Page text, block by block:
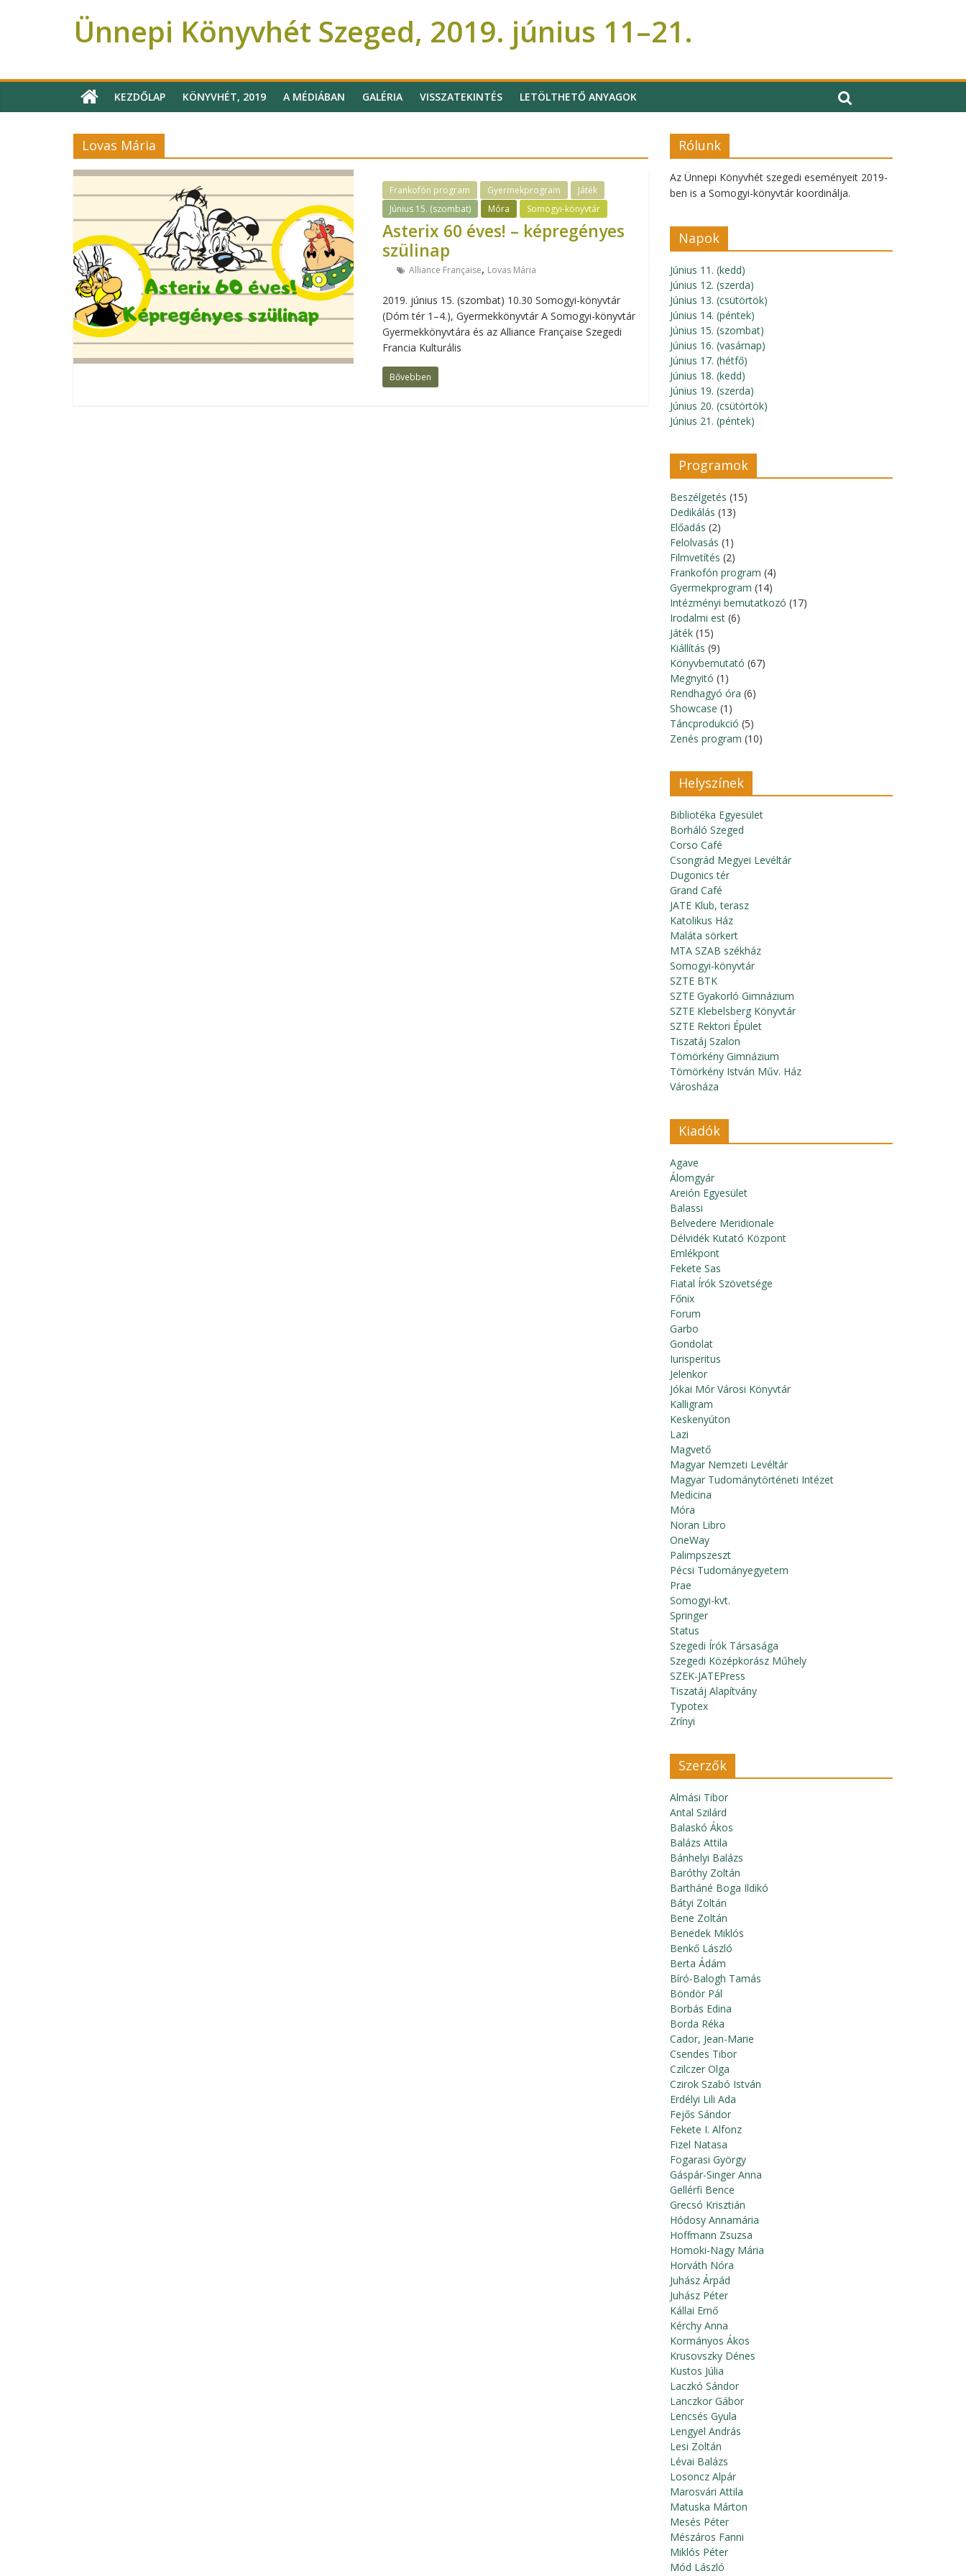
Ünnepi Könyvhét Szeged, 2019. június 11–21.
KEZDŐLAP KÖNYVHÉT, 2019 A MÉDIÁBAN GALÉRIA VISSZATEKINTÉS LETÖLTHETŐ ANYAGOK
Lovas Mária
Frankofón program Gyermekprogram
Játék
Június 15. (szombat)
Móra Somogyi-könyvtár
Asterix 60 éves! – képregényes
szülinap
Alliance Française, Lovas Mária
2019. június 15. (szombat) 10.30 Somogyi-könyvtár
(Dóm tér 1–4.), Gyermekkönyvtár A Somogyi-könyvtár
Gyermekkönyvtára és az Alliance Française Szegedi
Francia Kulturális
Bővebben
Rólunk
Az Ünnepi Könyvhét szegedi eseményeit 2019-
ben is a Somogyi-könyvtár koordinálja.
Napok
Június 11. (kedd)
Június 12. (szerda)
Június 13. (csütörtök)
Június 14. (péntek)
Június 15. (szombat)
Június 16. (vasárnap)
Június 17. (hétfő)
Június 18. (kedd)
Június 19. (szerda)
Június 20. (csütörtök)
Június 21. (péntek)
Programok
Beszélgetés (15)
Dedikálás (13)
Előadás (2)
Felolvasás (1)
Filmvetítés (2)
Frankofón program (4)
Gyermekprogram (14)
Intézményi bemutatkozó (17)
Irodalmi est (6)
Játék (15)
Kiállítás (9)
Könyvbemutató (67)
Megnyitó (1)
Rendhagyó óra (6)
Showcase (1)
Táncprodukció (5)
Zenés program (10)
Helyszínek
Bibliotéka Egyesület
Borháló Szeged
Corso Café
Csongrád Megyei Levéltár
Dugonics tér
Grand Café
JATE Klub, terasz
Katolikus Ház
Maláta sörkert
MTA SZAB székház
Somogyi-könyvtár
SZTE BTK
SZTE Gyakorló Gimnázium
SZTE Klebelsberg Könyvtár
SZTE Rektori Épület
Tiszatáj Szalon
Tömörkény Gimnázium
Tömörkény István Műv. Ház
Városháza
Kiadók
Agave
Álomgyár
Areión Egyesület
Balassi
Belvedere Meridionale
Délvidék Kutató Központ
Emlékpont
Fekete Sas
Fiatal Írók Szövetsége
Főnix
Forum
Garbo
Gondolat
Iurisperitus
Jelenkor
Jókai Mór Városi Könyvtár
Kalligram
Keskenyúton
Lazi
Magvető
Magyar Nemzeti Levéltár
Magyar Tudománytörténeti Intézet
Medicina
Móra
Noran Libro
OneWay
Palimpszeszt
Pécsi Tudományegyetem
Prae
Somogyi-kvt.
Springer
Status
Szegedi Írók Társasága
Szegedi Középkorász Műhely
SZEK-JATEPress
Tiszatáj Alapítvány
Typotex
Zrínyi
Szerzők
Almási Tibor
Antal Szilárd
Balaskó Ákos
Balázs Attila
Bánhelyi Balázs
Baróthy Zoltán
Bartháné Boga Ildikó
Bátyi Zoltán
Bene Zoltán
Benedek Miklós
Benkő László
Berta Ádám
Bíró-Balogh Tamás
Böndör Pál
Borbás Edina
Borda Réka
Cador, Jean-Marie
Csendes Tibor
Czilczer Olga
Czirok Szabó István
Erdélyi Lili Ada
Fejős Sándor
Fekete I. Alfonz
Fizel Natasa
Fogarasi György
Gáspár-Singer Anna
Gellérfi Bence
Grecsó Krisztián
Hódosy Annamária
Hoffmann Zsuzsa
Homoki-Nagy Mária
Horváth Nóra
Juhász Árpád
Juhász Péter
Kállai Ernő
Kérchy Anna
Kormányos Ákos
Krusovszky Dénes
Kustos Júlia
Laczkó Sándor
Lanczkor Gábor
Lencsés Gyula
Lengyel András
Lesi Zoltán
Lévai Balázs
Losoncz Alpár
Marosvári Attila
Matuska Márton
Mesés Péter
Mészáros Fanni
Miklós Péter
Mód László